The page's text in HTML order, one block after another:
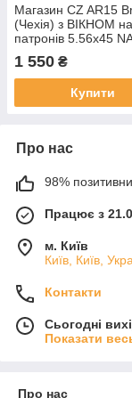
Магазин CZ AR15
(Чехія) з ВІКНОМ
патронів 5.56х45
(223 Rem) для
М16
1 550 ₴
Купити
Про нас
98%
Працює з
м. Київ
Київ, Київ,
Контакти
Сьогодні
Показати
Про нас